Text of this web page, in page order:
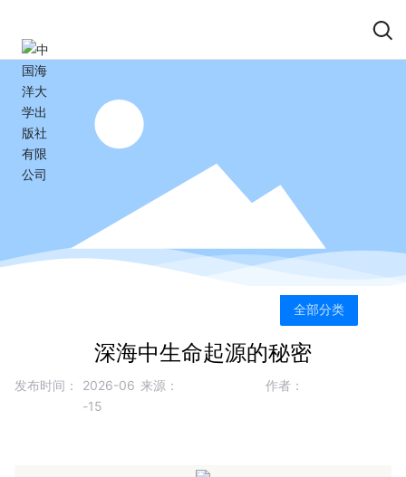
全部分类
深海中生命起源的秘密
发布时间：
2026-06
-15
来源： 作者：